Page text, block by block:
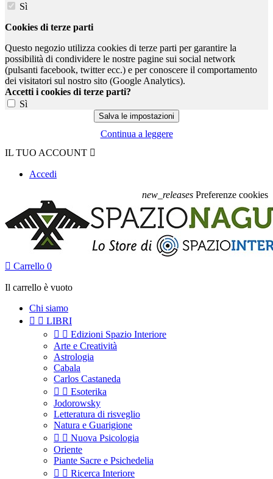
Sì
Cookies di terze parti
Questo negozio utilizza cookies di terze parti per garantire la
possibilità di condividere le nostre pagine sui social network
(pulsanti facebook, twitter ecc.) e per conoscere il comportamento
dei visitatori sul nostro sito (Google Analytics).
Accetti i cookies di terze parti?
Sì
Continua a leggere
IL TUO ACCOUNT 
Accedi
new_releases Preferenze cookies
 Carrello 0
Il carrello è vuoto
Chi siamo
  LIBRI
  Edizioni Spazio Interiore
Arte e Creatività
Astrologia
Cabala
Carlos Castaneda
  Esoterika
Jodorowsky
Letteratura di risveglio
Natura e Guarigione
  Nuova Psicologia
Oriente
Piante Sacre e Psichedelia
  Ricerca Interiore